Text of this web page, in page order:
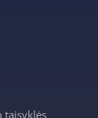
taisyklės